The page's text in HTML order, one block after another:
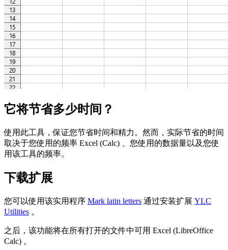
它将节省多少时间？
使用此工具，保证您节省时间和精力。然而，实际节省的时间
取决于您使用的频率 Excel (Calc) 、您使用的数据量以及您使
用该工具的频率。
下载扩展
您可以使用该实用程序 Mark latin letters 通过安装扩展 YLC
Utilities 。
之后，该功能将在所有打开的文件中可用 Excel (LibreOffice
Calc) 。